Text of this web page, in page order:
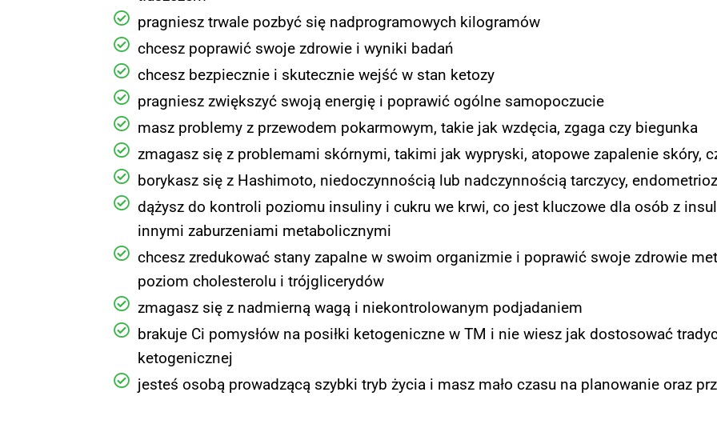
pragniesz trwale pozbyć się nadprogramowych kilogramów
chcesz poprawić swoje zdrowie i wyniki badań
chcesz bezpiecznie i skutecznie wejść w stan ketozy
pragniesz zwiększyć swoją energię i poprawić ogólne samopoczucie
masz problemy z przewodem pokarmowym, takie jak wzdęcia, zgaga czy biegunka
zmagasz się z problemami skórnymi, takimi jak wypryski, atopowe zapalenie skóry,
borykasz się z Hashimoto, niedoczynnością lub nadczynnością tarczycy,
dążysz do kontroli poziomu insuliny i cukru we krwi, co jest kluczowe dla osób z
innymi zaburzeniami metabolicznymi
chcesz zredukować stany zapalne w swoim organizmie i poprawić swoje zdrowie
poziom cholesterolu i trójglicerydów
zmagasz się z nadmierną wagą i niekontrolowanym podjadaniem
brakuje Ci pomysłów na posiłki ketogeniczne w TM i nie wiesz jak dostosować
ketogenicznej
jesteś osobą prowadzącą szybki tryb życia i masz mało czasu na planowanie oraz